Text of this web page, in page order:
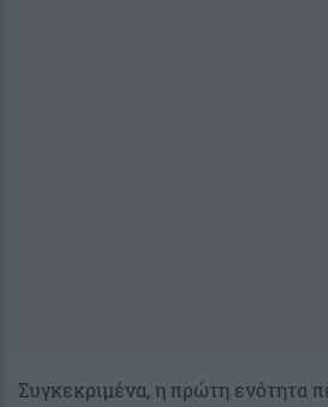
Συγκεκριμένα, η πρώτη ενότητα